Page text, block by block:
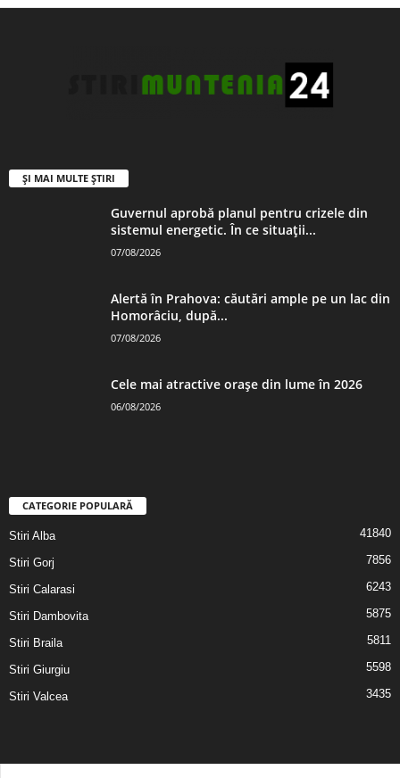
ȘI MAI MULTE ȘTIRI
Guvernul aprobă planul pentru crizele din
sistemul energetic. În ce situații...
07/08/2026
Alertă în Prahova: căutări ample pe un lac din
Homorâciu, după...
07/08/2026
Cele mai atractive orașe din lume în 2026
06/08/2026
CATEGORIE POPULARĂ
Stiri Alba 41840
Stiri Gorj 7856
Stiri Calarasi 6243
Stiri Dambovita 5875
Stiri Braila 5811
Stiri Giurgiu 5598
Stiri Valcea 3435